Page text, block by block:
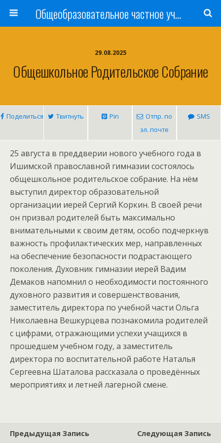
Общеобразовательное частное учреждение «Ишимская православная гимназия имени святого мученика Василия Мангазейского»
29.08.2025
Общешкольное Родительское Собрание
Поделиться Твитнуть Pin
Отпр. по
эл. почте
SMS
25 августа в преддверии нового учебного года в
Ишимской православной гимназии состоялось
общешкольное родительское собрание. На нём
выступил директор образовательной
организации иерей Сергий Коркин. В своей речи
он призвал родителей быть максимально
внимательными к своим детям, особо подчеркнув
важность профилактических мер, направленных
на обеспечение безопасности подрастающего
поколения. Духовник гимназии иерей Вадим
Демаков напомнил о необходимости постоянного
духовного развития и совершенствования,
заместитель директора по учебной части Ольга
Николаевна Вешкурцева познакомила родителей
с цифрами, отражающими успехи учащихся в
прошедшем учебном году, а заместитель
директора по воспитательной работе Наталья
Сергеевна Шаталова рассказала о проведённых
мероприятиях и летней лагерной смене.
Предыдущая Запись
Следующая Запись